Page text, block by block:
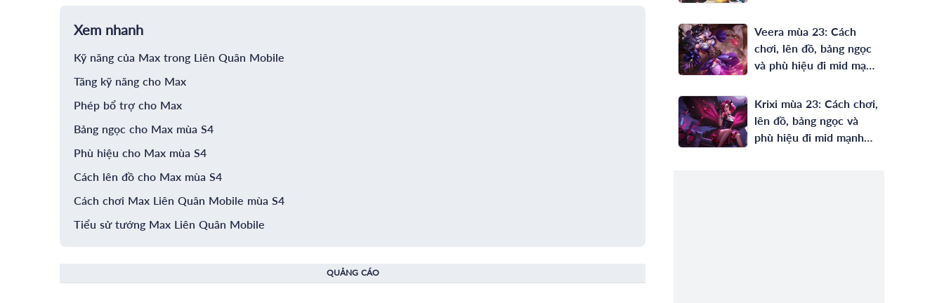
Xem nhanh
Kỹ năng của Max trong Liên Quân Mobile
Tăng kỹ năng cho Max
Phép bổ trợ cho Max
Bảng ngọc cho Max mùa S4
Phù hiệu cho Max mùa S4
Cách lên đồ cho Max mùa S4
Cách chơi Max Liên Quân Mobile mùa S4
Tiểu sử tướng Max Liên Quân Mobile
QUẢNG CÁO
Veera mùa 23: Cách
chơi, lên đồ, bảng ngọc
và phù hiệu đi mid mạnh
Krixi mùa 23: Cách chơi,
lên đồ, bảng ngọc và
phù hiệu đi mid mạnh